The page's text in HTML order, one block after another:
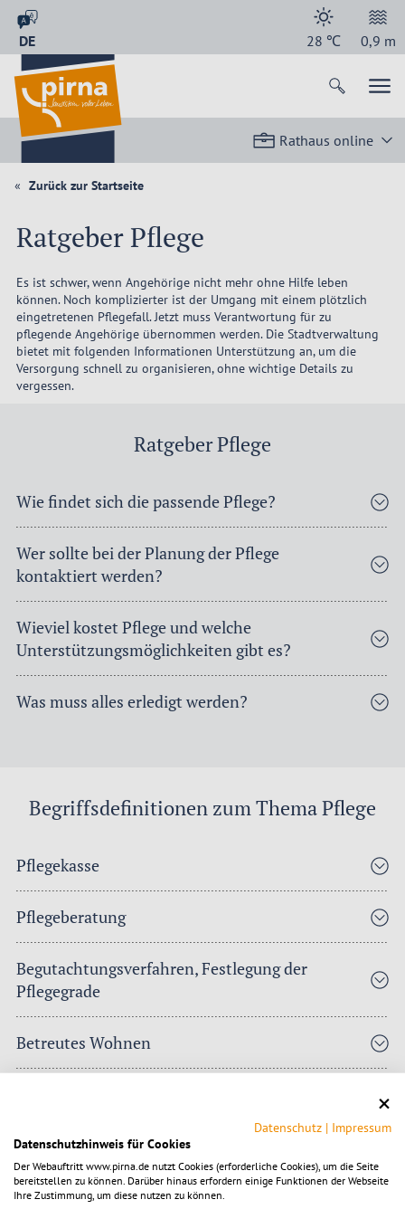
DE 28 ℃ 0,9 m
Rathaus online
Zurück zur Startseite
Ratgeber Pflege
Es ist schwer, wenn Angehörige nicht mehr ohne Hilfe leben
können. Noch komplizierter ist der Umgang mit einem plötzlich
eingetretenen Pflegefall. Jetzt muss Verantwortung für zu
pflegende Angehörige übernommen werden. Die Stadtverwaltung
bietet mit folgenden Informationen Unterstützung an, um die
Versorgung schnell zu organisieren, ohne wichtige Details zu
vergessen.
Ratgeber Pflege
Wie findet sich die passende Pflege?
Wer sollte bei der Planung der Pflege
kontaktiert werden?
Wieviel kostet Pflege und welche
Unterstützungsmöglichkeiten gibt es?
Was muss alles erledigt werden?
Begriffsdefinitionen zum Thema Pflege
Pflegekasse
Pflegeberatung
Begutachtungsverfahren, Festlegung der
Pflegegrade
Betreutes Wohnen
Teilstationäre Pflege
a) Tages- und (Nacht)pflege
Datenschutz | Impressum
Datenschutzhinweis für Cookies
Der Webauftritt www.pirna.de nutzt Cookies (erforderliche Cookies), um die Seite
bereitstellen zu können. Darüber hinaus erfordern einige Funktionen der Webseite
Ihre Zustimmung, um diese nutzen zu können.